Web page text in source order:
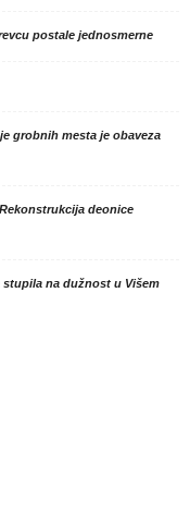
postale jednosmerne
grobnih mesta je obaveza
deonice
stupila na dužnost u Višem